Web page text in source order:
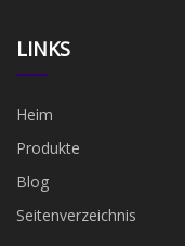
LINKS
Heim
Produkte
Blog
Seitenverzeichnis